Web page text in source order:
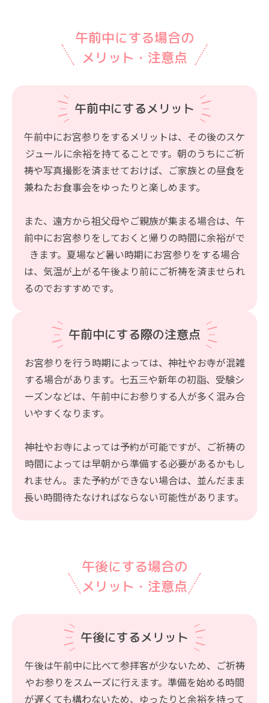
午前中にする場合の
メリット・注意点
午前中にするメリット
午前中にお宮参りをするメリットは、その後のスケ
ジュールに余裕を持てることです。朝のうちにご祈
祷や写真撮影を済ませておけば、ご家族との昼食を
兼ねたお食事会をゆったりと楽しめます。
また、遠方から祖父母やご親族が集まる場合は、午
前中にお宮参りをしておくと帰りの時間に余裕がで
きます。夏場など暑い時期にお宮参りをする場合
は、気温が上がる午後より前にご祈祷を済ませられ
るのでおすすめです。
午前中にする際の注意点
お宮参りを行う時期によっては、神社やお寺が混雑
する場合があります。七五三や新年の初詣、受験シ
ーズンなどは、午前中にお参りする人が多く混み合
いやすくなります。
神社やお寺によっては予約が可能ですが、ご祈祷の
時間によっては早朝から準備する必要があるかもし
れません。また予約ができない場合は、並んだまま
長い時間待たなければならない可能性があります。
午後にする場合の
メリット・注意点
午後にするメリット
午後は午前中に比べて参拝客が少ないため、ご祈祷
やお参りをスムーズに行えます。準備を始める時間
が遅くても構わないため、ゆったりと余裕を持って